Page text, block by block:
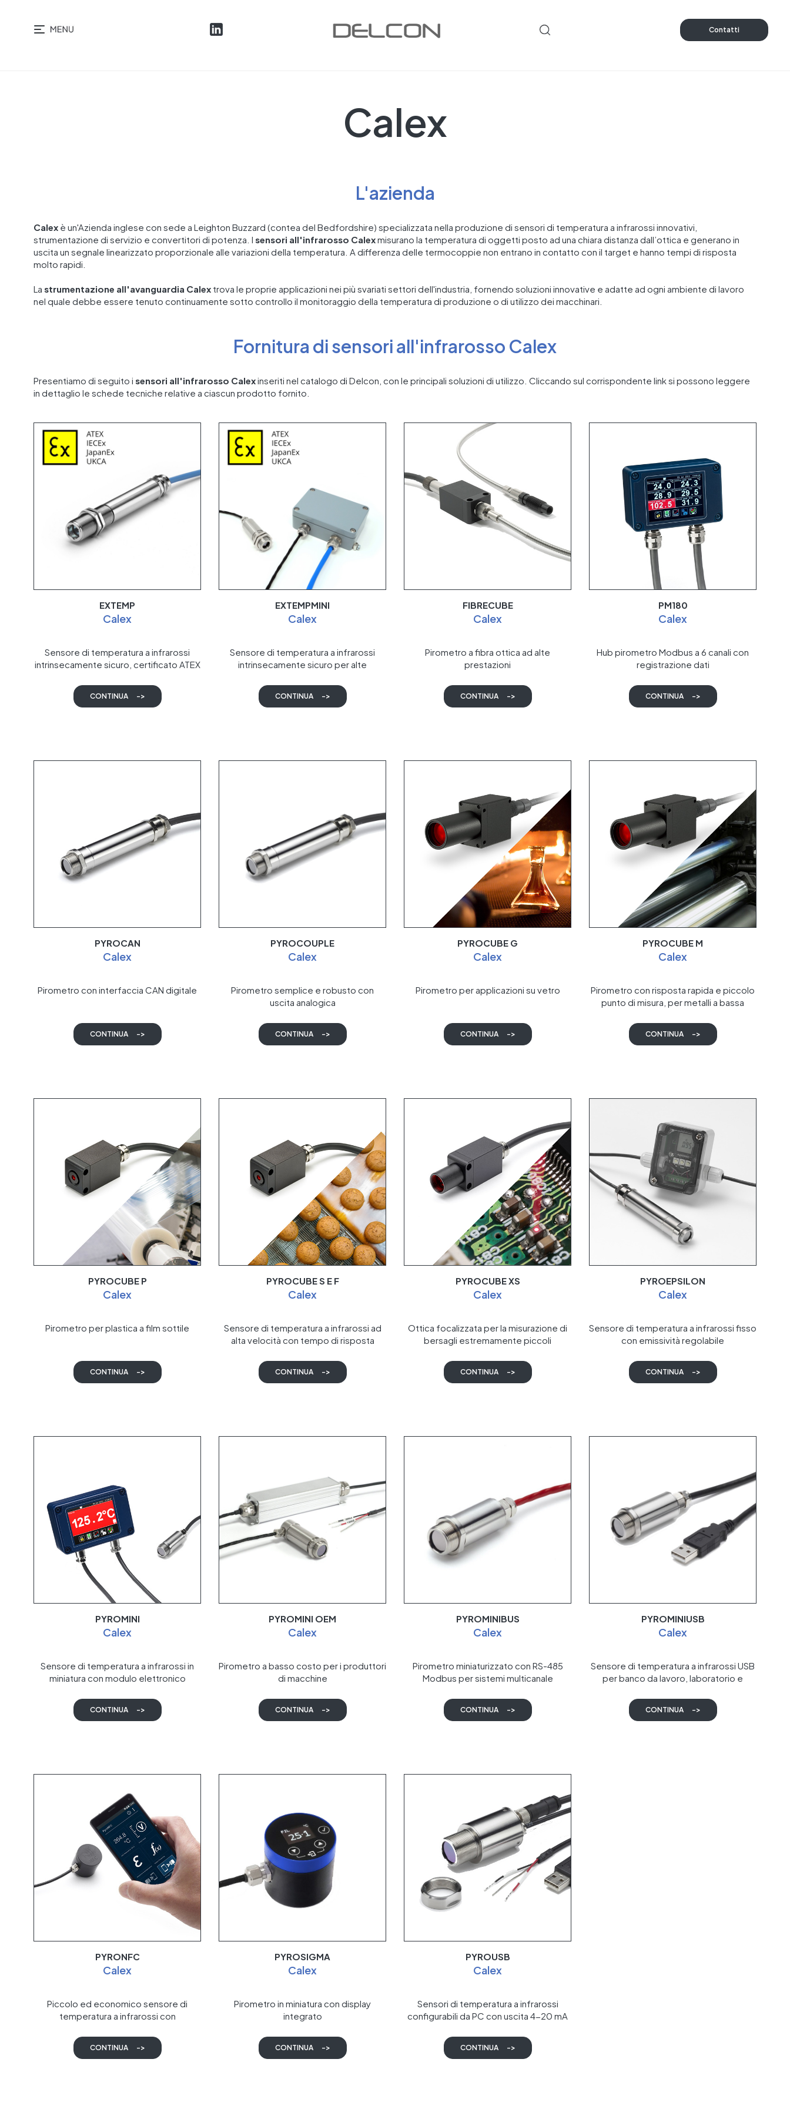
Contatti
Calex
L'azienda
Calex è un'Azienda inglese con sede a Leighton Buzzard (contea del Bedfordshire) specializzata nella produzione di sensori di temperatura a infrarossi innovativi,
strumentazione di servizio e convertitori di potenza. I sensori all'infrarosso Calexmisurano la temperatura di oggetti posto ad una chiara distanza dall’ottica e generano in
uscita un segnale linearizzato proporzionale alle variazioni della temperatura. A differenza delle termocoppie non entrano in contatto con il target e hanno tempi di risposta
molto rapidi.
La strumentazione all'avanguardia Calex trova le proprie applicazioni nei più svariati settori dell'industria, fornendo soluzioni innovative e adatte ad ogni ambiente di lavoro
nel quale debbe essere tenuto continuamente sotto controllo il monitoraggio della temperatura di produzione o di utilizzo dei macchinari.
Fornitura di sensori all'infrarosso Calex
Presentiamo di seguito i sensori all'infrarosso Calexinseriti nel catalogo di Delcon, con le principali soluzioni di utilizzo. Cliccando sul corrispondente link si possono leggere
in dettaglio le schede tecniche relative a ciascun prodotto fornito.
EXTEMP
Calex
Sensore di temperatura a infrarossi
intrinsecamente sicuro, certificato ATEX
CONTINUA ->
EXTEMPMINI
Calex
Sensore di temperatura a infrarossi
intrinsecamente sicuro per alte
ATEX, IECEx, JapanEx e UKCA
CONTINUA ->
FIBRECUBE
Calex
Pirometro a fibra ottica ad alte
prestazioni
CONTINUA ->
PM180
Calex
Hub pirometro Modbus a 6 canali con
registrazione dati
CONTINUA ->
PYROCAN
Calex
Pirometro con interfaccia CAN digitale
CONTINUA ->
PYROCOUPLE
Calex
Pirometro semplice e robusto con
uscita analogica
CONTINUA ->
PYROCUBE G
Calex
Pirometro per applicazioni su vetro
CONTINUA ->
PYROCUBE M
Calex
Pirometro con risposta rapida e piccolo
punto di misura, per metalli a bassa
CONTINUA ->
PYROCUBE P
Calex
Pirometro per plastica a film sottile
CONTINUA ->
PYROCUBE S E F
Calex
Sensore di temperatura a infrarossi ad
alta velocità con tempo di risposta
puntamento a LED
CONTINUA ->
PYROCUBE XS
Calex
Ottica focalizzata per la misurazione di
bersagli estremamente piccoli
CONTINUA ->
PYROEPSILON
Calex
Sensore di temperatura a infrarossi fisso
con emissività regolabile
CONTINUA ->
PYROMINI
Calex
Sensore di temperatura a infrarossi in
miniatura con modulo elettronico
CONTINUA ->
PYROMINI OEM
Calex
Pirometro a basso costo per i produttori
di macchine
CONTINUA ->
PYROMINIBUS
Calex
Pirometro miniaturizzato con RS-485
Modbus per sistemi multicanale
CONTINUA ->
PYROMINIUSB
Calex
Sensore di temperatura a infrarossi USB
per banco da lavoro, laboratorio e
CONTINUA ->
PYRONFC
Calex
Piccolo ed economico sensore di
temperatura a infrarossi con
CONTINUA ->
PYROSIGMA
Calex
Pirometro in miniatura con display
integrato
CONTINUA ->
PYROUSB
Calex
Sensori di temperatura a infrarossi
configurabili da PC con uscita 4-20 mA
CONTINUA ->